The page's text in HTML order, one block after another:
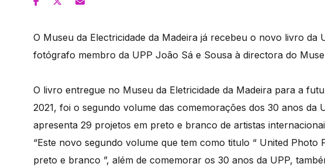
O Museu da Electricidade da Madeira já recebeu o novo livro da
fotógrafo membro da UPP João Sá e Sousa à directora do
O livro entregue no Museu da Eletricidade da Madeira para a
2021, foi o segundo volume das comemorações dos 30 anos da
apresenta 29 projetos em preto e branco de artistas
“Este novo segundo volume que tem como titulo “ United Photo
preto e branco ”, além de comemorar os 30 anos da UPP,